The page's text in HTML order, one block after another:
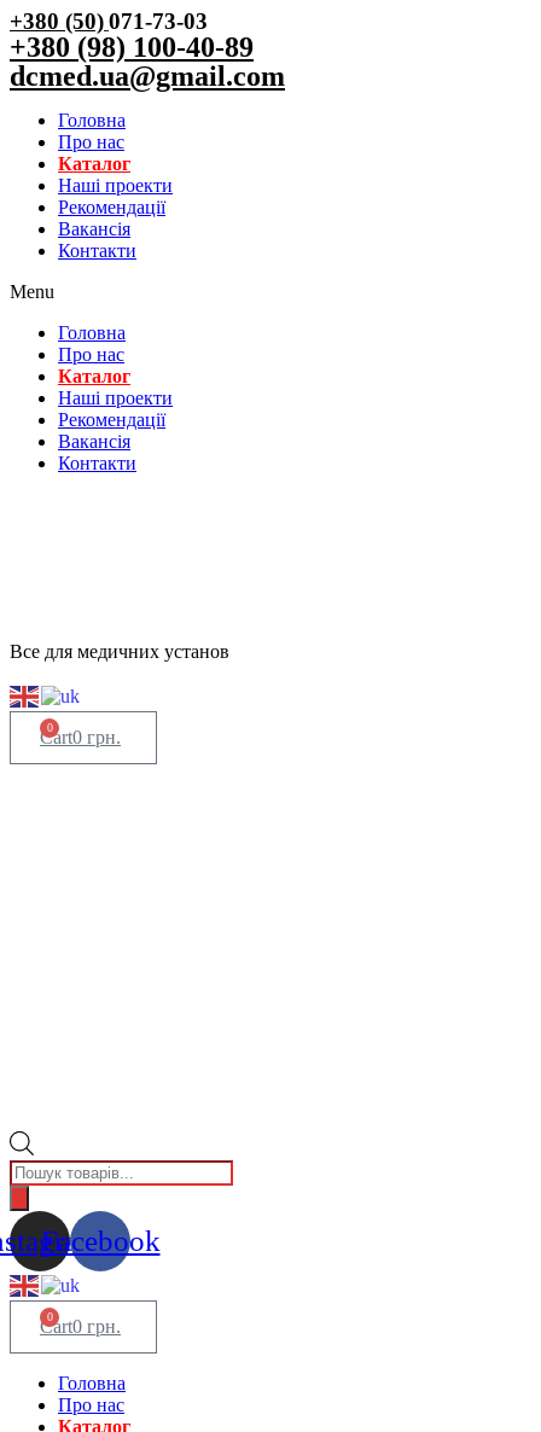
+380 (50)071-73-03
+380 (98) 100-40-89
dcmed.ua@gmail.com
Головна
Про нас
Каталог
Нашi проекти
Рекомендації
Вакансiя
Контакти
Menu
Головна
Про нас
Каталог
Нашi проекти
Рекомендації
Вакансiя
Контакти
Все для медичних установ
0 грн.
0
Cart
Пошук
товарів
Facebook
0 грн.
0
Cart
Головна
Про нас
Каталог